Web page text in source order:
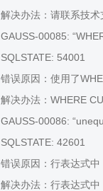
解决办法：请联系技术
GAUSS-00085:
SQLSTATE: 54001
错误原因：使用了
解决办法：WHERE
GAUSS-00086:
SQLSTATE: 42601
错误原因：行表达式中
解决办法：行表达式中